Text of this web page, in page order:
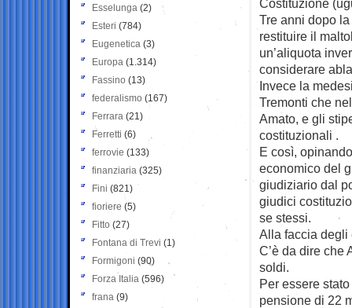
Costituzione
Tre anni dopo
restituire il
un’aliquota
considerare
Invece la
Tremonti che
Amato, e gli
costituzionali .
E così,
economico del
giudiziario dal
giudici
se stessi.
Alla faccia degli
C’è da dire che
soldi.
Per essere
pensione di 22
Esselunga (2)
Esteri (784)
Eugenetica (3)
Europa (1.314)
Fassino (13)
federalismo (167)
Ferrara (21)
Ferretti (6)
ferrovie (133)
finanziaria (325)
Fini (821)
fioriere (5)
Fitto (27)
Fontana di Trevi (1)
Formigoni (90)
Forza Italia (596)
frana (9)